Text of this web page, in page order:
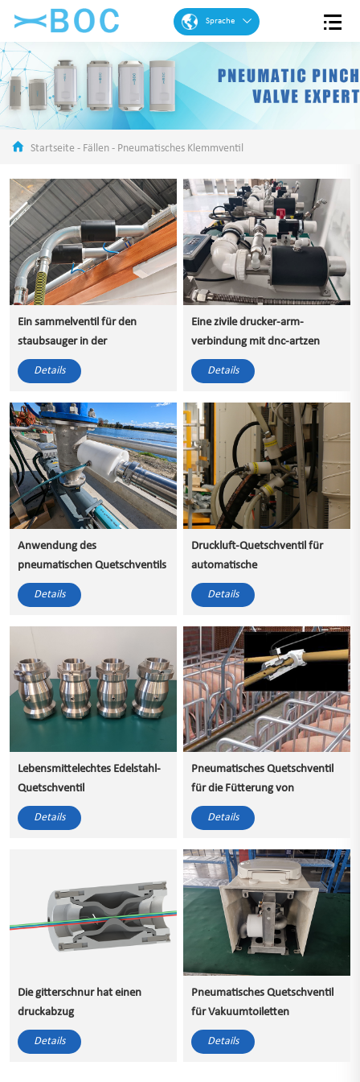
Sprache
Französisch
Spanisch
Portugiesisch
Deutsch
Chinese
Startseite - Fällen - Pneumatisches Klemmventil
Ein sammelventil für den
staubsauger in der
autowaschanlage
Details
Eine zivile drucker-arm-
verbindung mit dnc-artzen
festhalten
Details
Anwendung des
pneumatischen Quetschventils
in der Abwasserbehandlung
oder Abwasserbehandlung
Details
Druckluft-Quetschventil für
automatische
Pulverbeschichtungsmaschine
Details
Lebensmittelechtes Edelstahl-
Quetschventil
Details
Pneumatisches Quetschventil
für die Fütterung von
Schweineflüssigkeiten
Details
Die gitterschnur hat einen
druckabzug
Details
Pneumatisches Quetschventil
für Vakuumtoiletten
Details